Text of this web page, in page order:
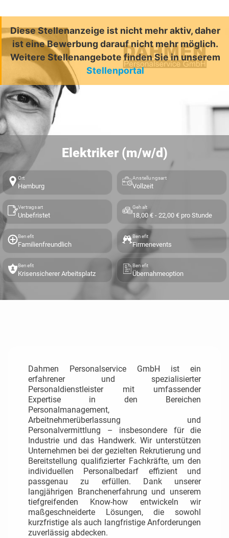
Diese Stellenanzeige ist nicht mehr aktiv, daher
ist eine Bewerbung darauf nicht mehr möglich.
Weitere Stellenangebote finden Sie in unserem
Stellenportal
Elektriker (m/w/d)
Ort
Hamburg
Anstellungsart
Vollzeit
Vertragsart
Unbefristet
Gehalt
18,00 € - 22,00 € pro Stunde
Benefit
Familienfreundlich
Benefit
Firmenevents
Benefit
Krisensicherer Arbeitsplatz
Benefit
Übernahmeoption
Dahmen Personalservice GmbH ist ein
erfahrener und spezialisierter
Personaldienstleister mit umfassender
Expertise in den Bereichen
Personalmanagement,
Arbeitnehmerüberlassung und
Personalvermittlung – insbesondere für die
Industrie und das Handwerk.Wir unterstützen
Unternehmen bei der gezielten Rekrutierung und
Bereitstellung qualifizierter Fachkräfte, um den
individuellen Personalbedarf effizient und
passgenau zu erfüllen. Dank unserer
langjährigen Branchenerfahrung und unserem
tiefgreifenden Know-how entwickeln wir
maßgeschneiderte Lösungen, die sowohl
kurzfristige als auch langfristige Anforderungen
zuverlässig abdecken.